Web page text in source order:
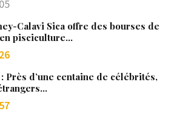
Calavi Sica offre des bourses de
pisciculture…
: Près d’une centaine de célébrités,